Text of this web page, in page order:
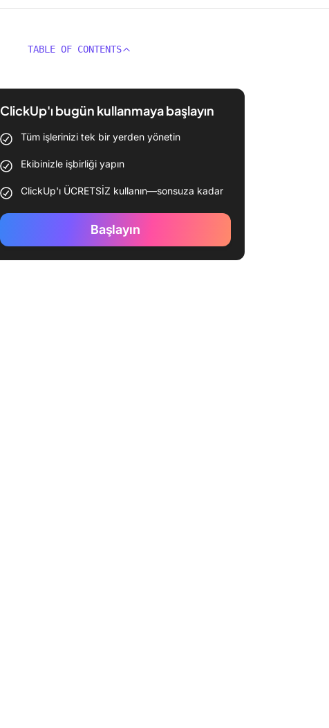
TABLE OF CONTENTS
ClickUp'ı bugün kullanmaya başlayın
Tüm işlerinizi tek bir yerden yönetin
Ekibinizle işbirliği yapın
ClickUp'ı ÜCRETSİZ kullanın—sonsuza kadar
Başlayın